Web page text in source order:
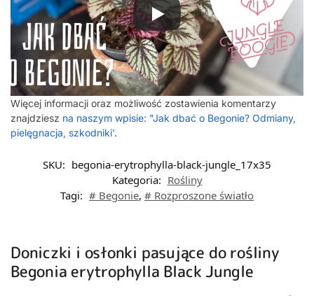
Więcej informacji oraz możliwość zostawienia komentarzy
znajdziesz na naszym wpisie: "Jak dbać o Begonie? Odmiany,
pielęgnacja, szkodniki'.
SKU: begonia-erytrophylla-black-jungle_17x35
Kategoria: Rośliny
Tagi: # Begonie, # Rozproszone światło
Doniczki i osłonki pasujące do rośliny
Begonia erytrophylla Black Jungle